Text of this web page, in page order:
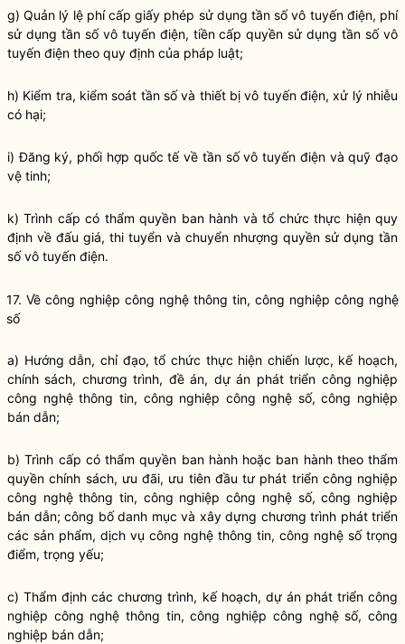
g) Quản lý lệ phí cấp giấy phép sử dụng tần số vô tuyến điện, phí
sử dụng tần số vô tuyến điện, tiền cấpquyền sử dụng tần số vô
tuyến điện theo quy định của pháp luật;
h) Kiểm tra, kiểm soát tần số và thiết bị vô tuyến điện, xử lý nhiễu
có hại;
i) Đăng ký, phối hợp quốc tế về tần số vô tuyến điện và quỹ đạo
vệ tinh;
k) Trình cấp có thẩmquyền ban hành và tổ chức thực hiện quy
định về đấu giá, thi tuyển và chuyển nhượng quyền sử dụng tần
số vô tuyến điện.
17. Về công nghiệp công nghệ thông tin, công nghiệp công nghệ
số
a) Hướng dẫn, chỉ đạo, tổ chức thực hiện chiến lược, kế hoạch,
chính sách, chương trình, đề án, dự án phát triển công nghiệp
công nghệ thông tin, công nghiệp công nghệ số, công nghiệp
bán dẫn;
b) Trình cấp có thẩmquyền ban hành hoặc ban hành theo thẩm
quyền chính sách, ưu đãi, ưu tiên đầu tư phát triển công nghiệp
công nghệ thông tin, công nghiệp công nghệ số, công nghiệp
bán dẫn; công bố danh mục và xây dựng chương trình phát triển
các sản phẩm, dịch vụ công nghệ thông tin, công nghệ số trọng
điểm, trọng yếu;
c) Thẩm định các chương trình, kế hoạch, dự án phát triển công
nghiệp công nghệ thông tin, công nghiệp công nghệ số, công
nghiệp bán dẫn;